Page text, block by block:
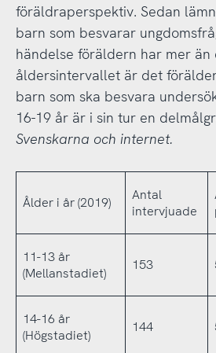
föräldraperspektiv. Sedan
barn som besvarar
händelse föräldern har mer än
åldersintervallet är det
barn som ska besvara
16-19 år är i sin tur en
Svenskarna och internet.
Ålder i år (2019)
Antal
intervjuade
11-13 år
(Mellanstadiet)
153
14-16 år
(Högstadiet)
144